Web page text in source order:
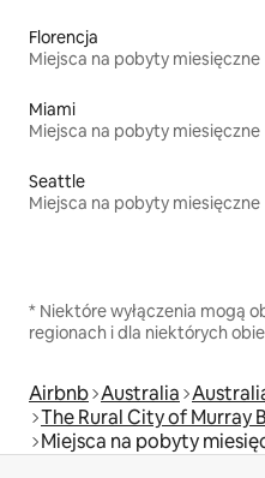
Florencja
Miejsca na pobyty miesięczne
Miami
Miejsca na pobyty miesięczne
Seattle
Miejsca na pobyty miesięczne
* Niektóre wyłączenia mogą
regionach i dla niektórych
Airbnb Australia
The Rural City of Murray
Miejsca na pobyty